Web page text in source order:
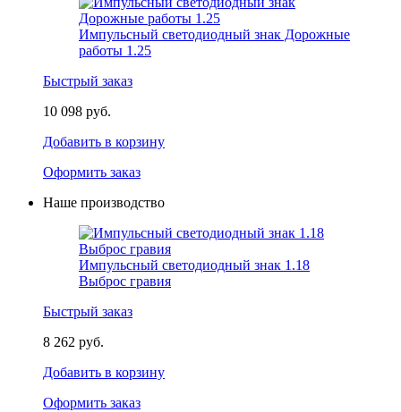
Импульсный светодиодный знак Дорожные
работы 1.25
Быстрый заказ
10 098 руб.
Добавить в корзину
Оформить заказ
Наше производство
Импульсный светодиодный знак 1.18
Выброс гравия
Быстрый заказ
8 262 руб.
Добавить в корзину
Оформить заказ